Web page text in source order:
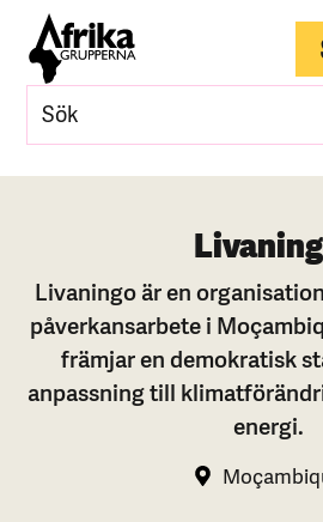
Livaningo är en
påverkansarbete i
främjar en demokratisk
anpassning till
energi.